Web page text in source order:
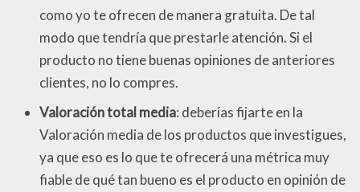
como yo te ofrecen de manera gratuita. De tal
modo que tendría que prestarle atención. Si el
producto no tiene buenas opiniones de anteriores
clientes, no lo compres.
Valoración total media: deberías fijarte en la
Valoración media de los productos que investigues,
ya que eso es lo que te ofrecerá una métrica muy
fiable de qué tan bueno es el producto en opinión de